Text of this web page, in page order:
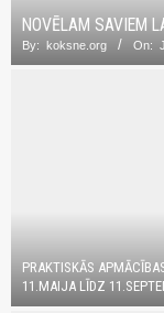
NOVĒLAM SAVIEM
By: koksne.org On:
PRAKTISKĀS
11.MAIJA LĪDZ